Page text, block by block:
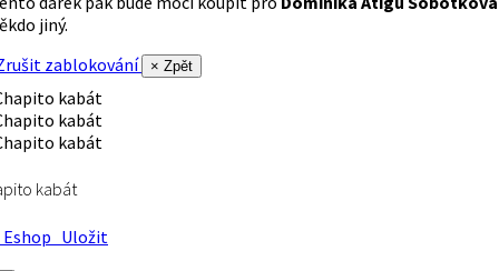
jiný.
zablokování
× Zpět
kabát
Uložit